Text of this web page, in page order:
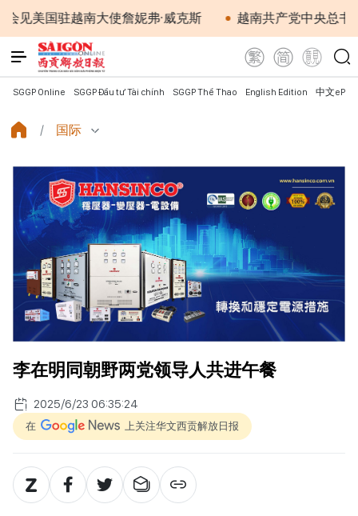
驻越南大使詹妮弗·威克斯 越南共产党中央总书记、国
SGGP Online SGGP Đầu tư Tài chính SGGP Thể Thao English Edition 中文
国际
李在明同朝野两党领导人共进午餐
2025/6/23 06:35:24
在 上关注华文西贡解放日报